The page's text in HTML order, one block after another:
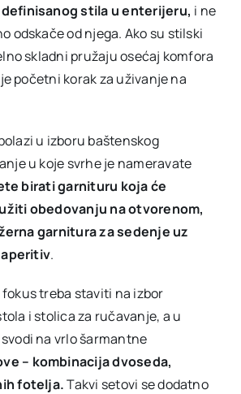
definisanog stila u enterijeru, i ne
odskače od njega. Ako su stilski
skladni pružaju osećaj komfora
početni korak za uživanje na
u izboru baštenskog
u koje svrhe je nameravate
birati garnituru koja će
obedovanju na otvorenom,
garnitura za sedenje uz
.
treba staviti na izbor
i stolica za ručavanje, a u
na vrlo šarmantne
– kombinacija dvoseda,
fotelja.Takvi setovi se dodatno